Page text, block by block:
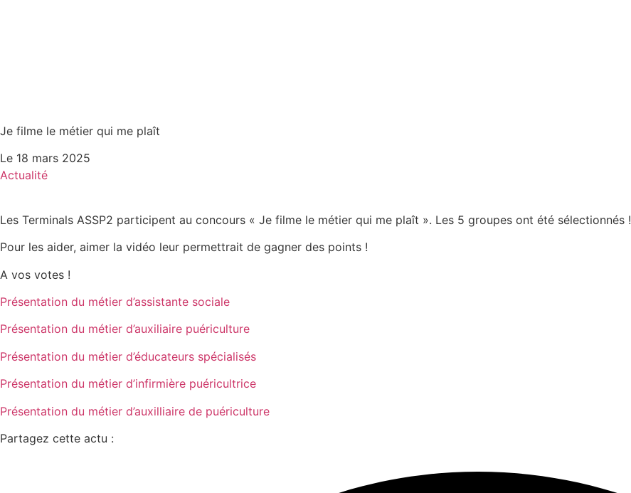
Je filme le métier qui me plaît
Le 18 mars 2025
Actualité
Les Terminals ASSP2 participent au concours « Je filme le métier qui me plaît ». Les 5 groupes ont été sélectionnés !
Pour les aider, aimer la vidéo leur permettrait de gagner des points !
A vos votes !
Présentation du métier d’assistante sociale
Présentation du métier d’auxiliaire puériculture
Présentation du métier d’éducateurs spécialisés
Présentation du métier d’infirmière puéricultrice
Présentation du métier d’auxilliaire de puériculture
Partagez cette actu :